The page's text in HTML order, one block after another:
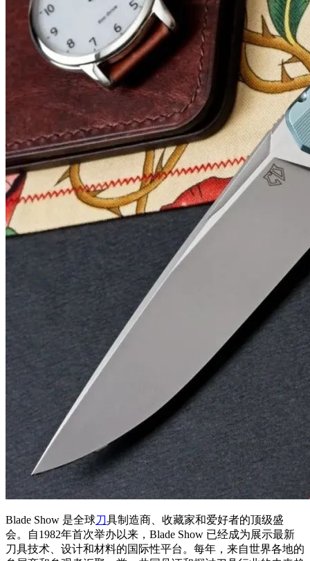
Blade Show 是全球刀具制造商、收藏家和爱好者的顶级盛
会。自1982年首次举办以来，Blade Show 已经成为展示最新
刀具技术、设计和材料的国际性平台。每年，来自世界各地的